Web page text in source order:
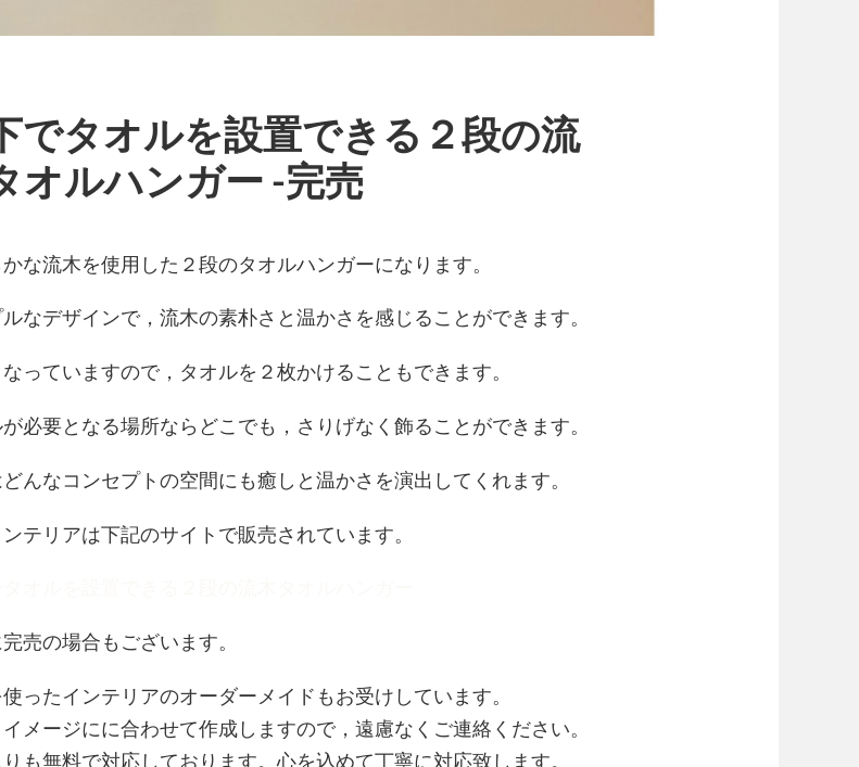
でタオルを設置できる２段の流
オルハンガー -完売
な流木を使用した２段のタオルハンガーになります。
なデザインで，流木の素朴さと温かさを感じることができます。
なっていますので，タオルを２枚かけることもできます。
必要となる場所ならどこでも，さりげなく飾ることができます。
んなコンセプトの空間にも癒しと温かさを演出してくれます。
テリアは下記のサイトで販売されています。
売の場合もございます。
ったインテリアのオーダーメイドもお受けしています。
メージにに合わせて作成しますので，遠慮なくご連絡ください。
も無料で対応しております。心を込めて丁寧に対応致します。